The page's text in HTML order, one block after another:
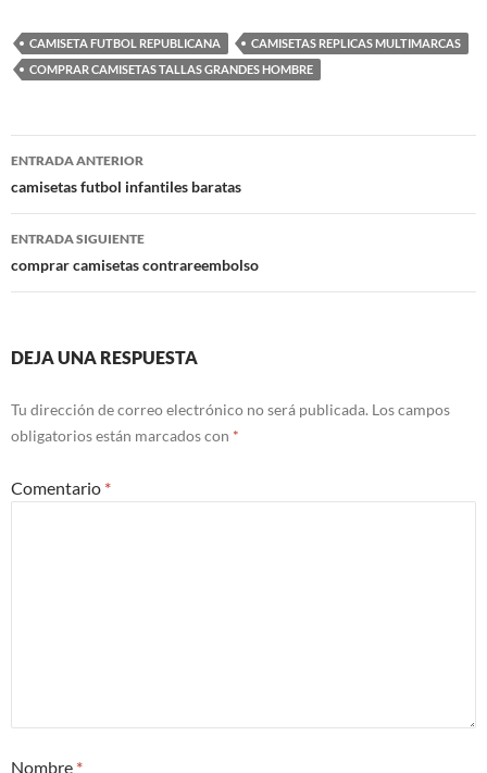
CAMISETA FUTBOL REPUBLICANA
CAMISETAS REPLICAS MULTIMARCAS
COMPRAR CAMISETAS TALLAS GRANDES HOMBRE
Navegación
de
entradas
ENTRADA ANTERIOR
camisetas futbol infantiles baratas
ENTRADA SIGUIENTE
comprar camisetas contrareembolso
DEJA UNA RESPUESTA
Tu dirección de correo electrónico no será publicada. Los campos
obligatorios están marcados con *
Comentario *
Nombre *